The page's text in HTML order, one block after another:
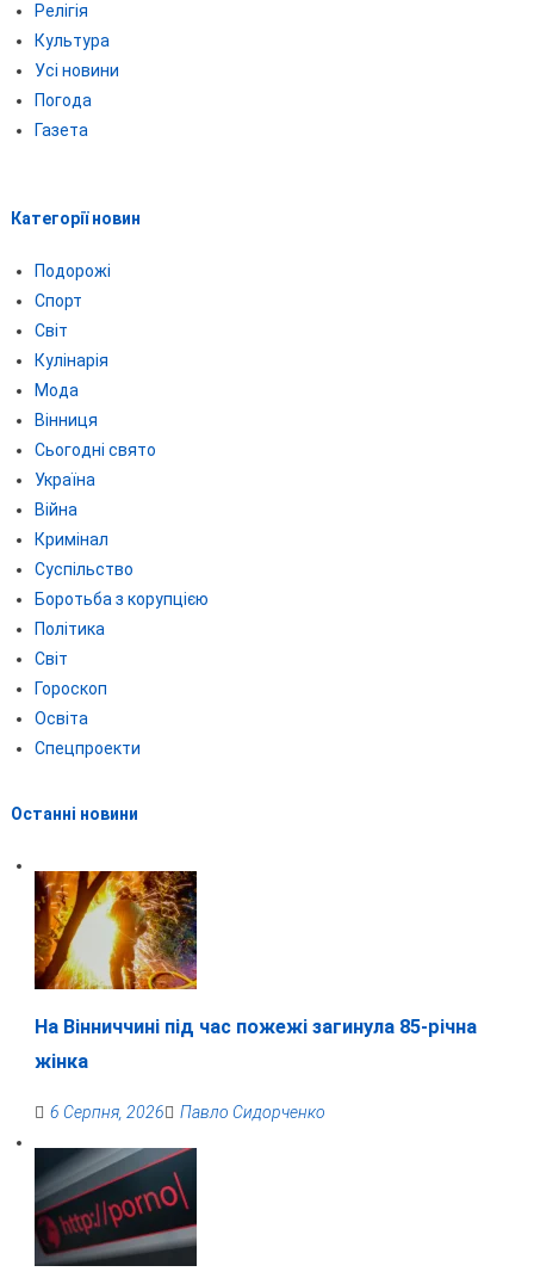
Релігія
Культура
Усі новини
Погода
Газета
Категорії новин
Подорожі
Спорт
Світ
Кулінарія
Мода
Вінниця
Сьогодні свято
Україна
Війна
Кримінал
Суспільство
Боротьба з корупцією
Політика
Світ
Гороскоп
Освіта
Спецпроекти
Останні новини
На Вінниччині під час пожежі загинула 85-річна
жінка
6 Серпня, 2026 Павло Сидорченко